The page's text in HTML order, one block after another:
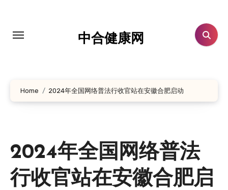
中合健康网
Home 2024年全国网络普法行收官站在安徽合肥启动
2024年全国网络普法
行收官站在安徽合肥启